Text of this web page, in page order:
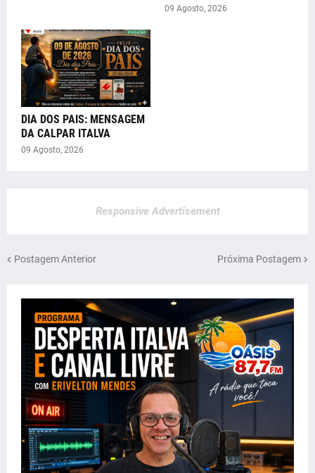
09 Agosto, 2026
DIA DOS PAIS: MENSAGEM
DA CALPAR ITALVA
09 Agosto, 2026
Responsive Advertisement
Postagem Anterior Próxima Postagem